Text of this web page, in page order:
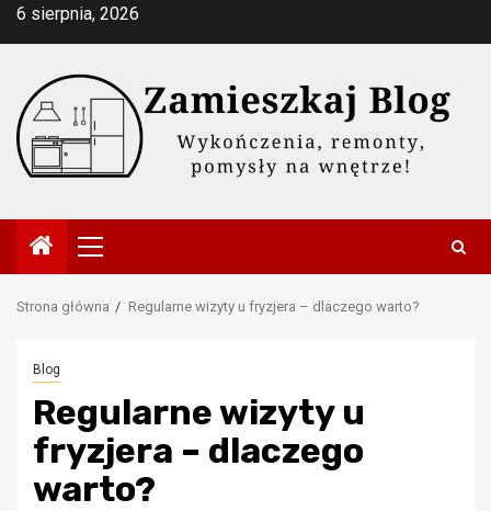
Przejdź
6 sierpnia, 2026
Menu
główne
Strona główna Regularne wizyty u fryzjera – dlaczego warto?
Blog
Regularne wizyty u
fryzjera – dlaczego
warto?